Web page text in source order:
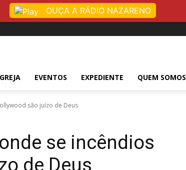
EVENTOS EXPEDIENTE QUEM SOMOS
são juízo de Deus
se incêndios
de Deus
OUÇA A RÁDIO NAZARENO